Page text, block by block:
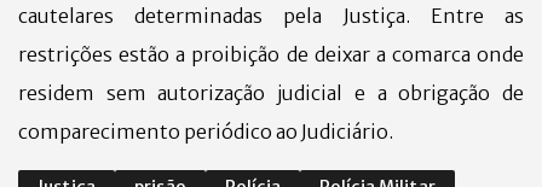
cautelares determinadas pela Justiça. Entre as
restrições estão a proibição de deixar a comarca onde
residem sem autorização judicial e a obrigação de
comparecimento periódico ao Judiciário.